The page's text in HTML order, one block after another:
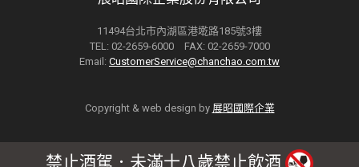
11494台北市內湖區港墘路185號3樓
TEL: 02-2659-6000 FAX: 02-2659-7000
Email: CustomerService@chanchao.com.tw
Copyright & web design by 展昭國際企業
禁止酒駕．未滿十八歲禁止飲酒